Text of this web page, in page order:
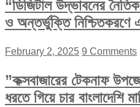
“ডিজিটাল উদ্ভাবনের
ও অন্তর্ভুক্তি নিশ্চিতকরণে
February 2, 2025 9 Comments
”কক্সবাজারের টেকনাফ
ধরতে গিয়ে চার বাংলাদেশি